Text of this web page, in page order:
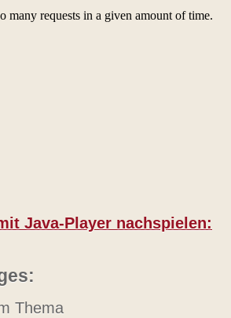
Java-Player nachspielen:
Thema